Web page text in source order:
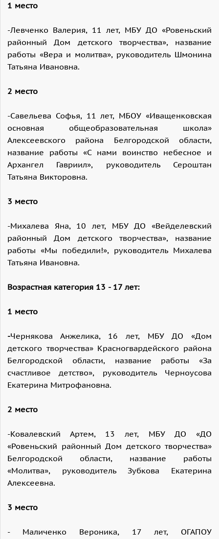
1 место
-Левченко Валерия, 11 лет, МБУ ДО «Ровеньский
районный Дом детского творчества», название
работы «Вера и молитва», руководитель Шмонина
Татьяна Ивановна.
2 место
-Савельева Софья, 11 лет, МБОУ «Иващенковская
основная общеобразовательная школа»
Алексеевского района Белгородской области,
название работы «С нами воинство небесное и
Архангел Гавриил», руководитель Сероштан
Татьяна Викторовна.
3 место
-Михалева Яна, 10 лет, МБУ ДО «Вейделевский
районный Дом детского творчества», название
работы «Мы победили!», руководитель Михалева
Татьяна Ивановна.
Возрастная категория 13 - 17 лет:
1 место
-Чернякова Анжелика, 16 лет, МБУ ДО «Дом
детского творчества» Красногвардейского района
Белгородской области, название работы «За
счастливое детство», руководитель Черноусова
Екатерина Митрофановна.
2 место
-Ковалевский Артем, 13 лет, МБУ ДО «ДО
«Ровеньский районный Дом детского творчества»
Белгородской области, название работы
«Молитва», руководитель Зубкова Екатерина
Алексеевна.
3 место
- Маличенко Вероника, 17 лет, ОГАПОУ